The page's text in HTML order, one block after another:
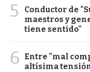
5
Conductor de
maestros y
tiene sentido"
6
Entre "mal
altísima